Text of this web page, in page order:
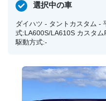
選択中の車
ダイハツ - タントカスタム -
式:LA600S/LA610S カスタ
駆動方式:-